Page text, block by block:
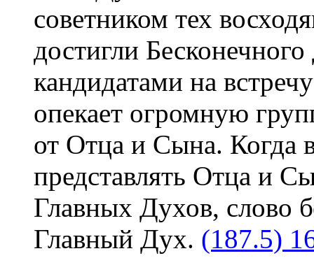
советником тех
достигли
кандидатами на
опекает огромную
от Отца и Сына. Когда
представлять Отца и
Главных Духов, слово
Главный Дух. (187.5)